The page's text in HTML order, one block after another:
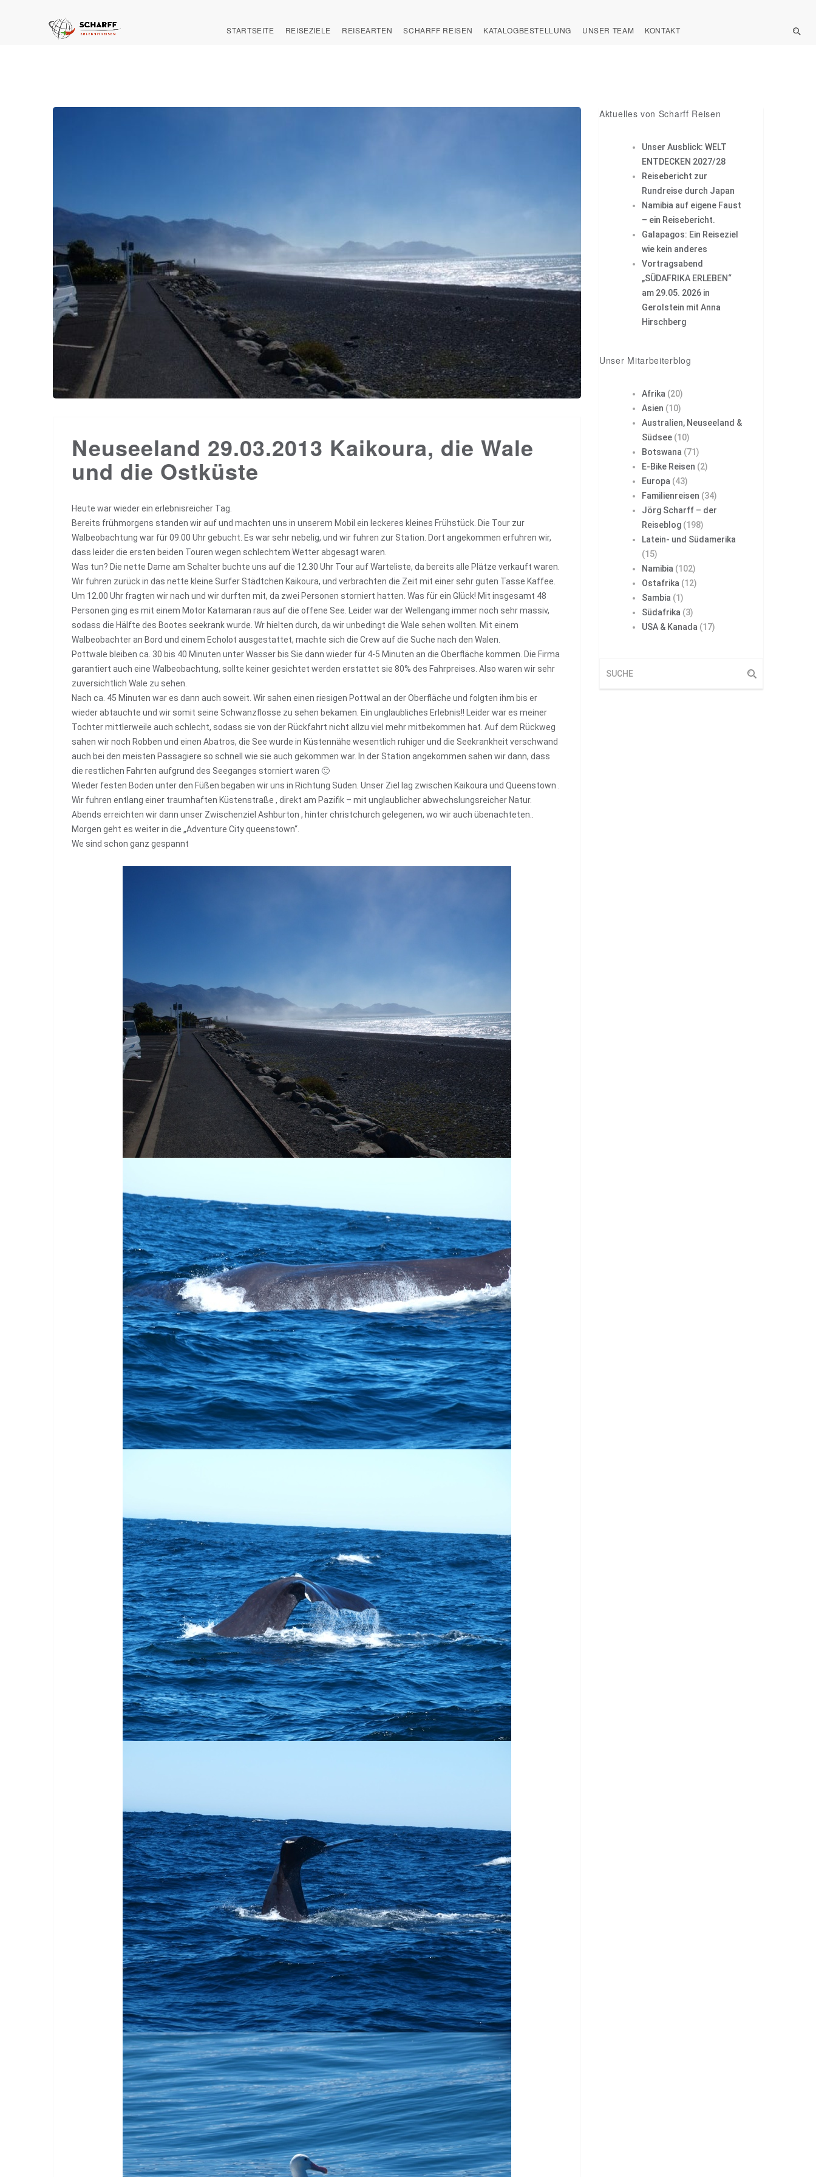
STARTSEITE REISEZIELE REISEARTEN SCHARFF REISEN KATALOGBESTELLUNG UNSER TEAM KONTAKT
Neuseeland 29.03.2013 Kaikoura, die Wale
und die Ostküste
Heute war wieder ein erlebnisreicher Tag.
Bereits frühmorgens standen wir auf und machten uns in unserem Mobil ein leckeres kleines Frühstück. Die Tour zur
Walbeobachtung war für 09.00 Uhr gebucht. Es war sehr nebelig, und wir fuhren zur Station. Dort angekommen erfuhren wir,
dass leider die ersten beiden Touren wegen schlechtem Wetter abgesagt waren.
Was tun? Die nette Dame am Schalter buchte uns auf die 12.30 Uhr Tour auf Warteliste, da bereits alle Plätze verkauft waren.
Wir fuhren zurück in das nette kleine Surfer Städtchen Kaikoura, und verbrachten die Zeit mit einer sehr guten Tasse Kaffee.
Um 12.00 Uhr fragten wir nach und wir durften mit, da zwei Personen storniert hatten. Was für ein Glück! Mit insgesamt 48
Personen ging es mit einem Motor Katamaran raus auf die offene See. Leider war der Wellengang immer noch sehr massiv,
sodass die Hälfte des Bootes seekrank wurde. Wr hielten durch, da wir unbedingt die Wale sehen wollten. Mit einem
Walbeobachter an Bord und einem Echolot ausgestattet, machte sich die Crew auf die Suche nach den Walen.
Pottwale bleiben ca. 30 bis 40 Minuten unter Wasser bis Sie dann wieder für 4-5 Minuten an die Oberfläche kommen. Die Firma
garantiert auch eine Walbeobachtung, sollte keiner gesichtet werden erstattet sie 80% des Fahrpreises. Also waren wir sehr
zuversichtlich Wale zu sehen.
Nach ca. 45 Minuten war es dann auch soweit. Wir sahen einen riesigen Pottwal an der Oberfläche und folgten ihm bis er
wieder abtauchte und wir somit seine Schwanzflosse zu sehen bekamen. Ein unglaubliches Erlebnis!! Leider war es meiner
Tochter mittlerweile auch schlecht, sodass sie von der Rückfahrt nicht allzu viel mehr mitbekommen hat. Auf dem Rückweg
sahen wir noch Robben und einen Abatros, die See wurde in Küstennähe wesentlich ruhiger und die Seekrankheit verschwand
auch bei den meisten Passagiere so schnell wie sie auch gekommen war. In der Station angekommen sahen wir dann, dass
die restlichen Fahrten aufgrund des Seeganges storniert waren 🙂
Wieder festen Boden unter den Füßen begaben wir uns in Richtung Süden. Unser Ziel lag zwischen Kaikoura und Queenstown .
Wir fuhren entlang einer traumhaften Küstenstraße , direkt am Pazifik – mit unglaublicher abwechslungsreicher Natur.
Abends erreichten wir dann unser Zwischenziel Ashburton , hinter christchurch gelegenen, wo wir auch übenachteten..
Morgen geht es weiter in die „Adventure City queenstown“.
We sind schon ganz gespannt
Aktuelles von Scharff Reisen
Unser Ausblick: WELT
ENTDECKEN 2027/28
Reisebericht zur
Rundreise durch Japan
Namibia auf eigene Faust
– ein Reisebericht.
Galapagos: Ein Reiseziel
wie kein anderes
Vortragsabend
„SÜDAFRIKA ERLEBEN“
am 29.05. 2026 in
Gerolstein mit Anna
Hirschberg
Unser Mitarbeiterblog
Afrika (20)
Asien (10)
Australien, Neuseeland &
Südsee (10)
Botswana (71)
E-Bike Reisen (2)
Europa (43)
Familienreisen (34)
Jörg Scharff – der
Reiseblog (198)
Latein- und Südamerika
(15)
Namibia (102)
Ostafrika (12)
Sambia (1)
Südafrika (3)
USA & Kanada (17)